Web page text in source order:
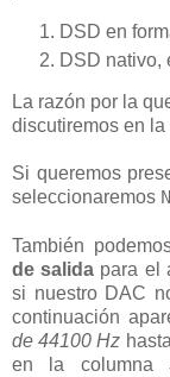
DSD en
DSD nativo,
La razón por la
discutiremos en
Si queremos
seleccionaremos
También
de salida para el
si nuestro DAC
continuación
de 44100 Hz hasta
en la columna